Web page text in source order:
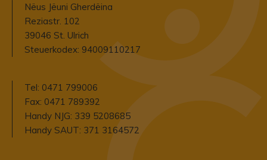
Nëus Jëuni Gherdëina
Reziastr. 102
39046 St. Ulrich
Steuerkodex: 94009110217
Tel: 0471 799006
Fax: 0471 789392
Handy NJG: 339 5208685
Handy SAUT: 371 3164572